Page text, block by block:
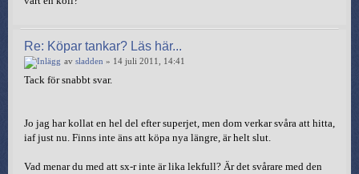
Re: Köpar tankar? Läs här...
av sladden » 14 juli 2011, 14:41
Tack för snabbt svar.
Jo jag har kollat en hel del efter superjet, men dom verkar svåra att hitta,
iaf just nu. Finns inte äns att köpa nya längre, är helt slut.
Vad menar du med att sx-r inte är lika lekfull? Är det svårare med den